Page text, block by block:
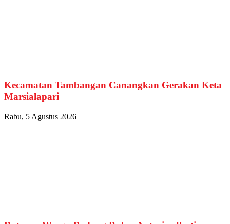
Kecamatan Tambangan Canangkan Gerakan Keta
Marsialapari
Rabu, 5 Agustus 2026